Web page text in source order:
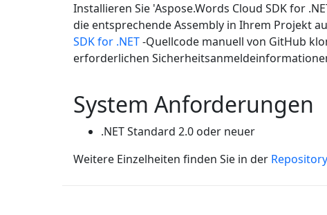
Installieren Sie 'Aspose.Words Cloud SDK for
die entsprechende Assembly in Ihrem Projekt
SDK for .NET-Quellcode manuell von GitHub
erforderlichen
System Anforderungen
.NET Standard 2.0 oder neuer
Weitere Einzelheiten finden Sie in der